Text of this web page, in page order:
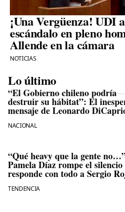
¡Una Vergüenza! UDI
escándalo en pleno
Allende en la cámara
NOTICIAS
Lo último
“El Gobierno chileno podría
destruir su hábitat”: El
mensaje de Leonardo
NACIONAL
“Qué heavy que la gente
Pamela Díaz rompe el
responde con todo a Sergio
TENDENCIA